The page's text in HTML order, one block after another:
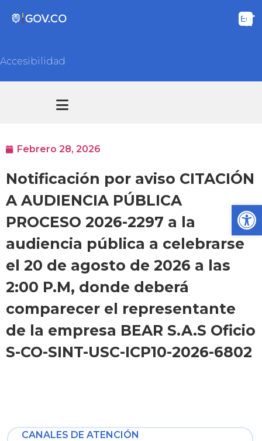
Accesibilidad
Febrero 28, 2026
Notificación por aviso CITACIÓN
A AUDIENCIA PÚBLICA
PROCESO 2026-2297 a la
audiencia pública a celebrarse
el 20 de agosto de 2026 a las
2:00 P.M, donde deberá
comparecer el representante
de la empresa BEAR S.A.S Oficio
S-CO-SINT-USC-ICP10-2026-6802
CANALES DE ATENCIÓN